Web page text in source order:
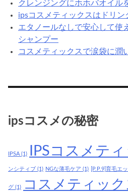
クレンジングにホホバオイル
ipsコスメティックスはドリン
エタノールなしで安心して使
シャンプー
コスメティックスで涙袋に潤
ipsコスメの秘密
IPSA (1) IPSコスメテ
ンシティブ (1) NGな薄毛ケア (1) [P.P.9]育毛エ
グ (1) コスメティック